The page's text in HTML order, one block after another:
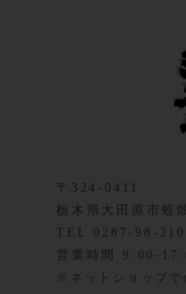
〒324-0411
栃木県大田原市蛭
TEL 0287-98-
営業時間 9:00-
※ネットショップで